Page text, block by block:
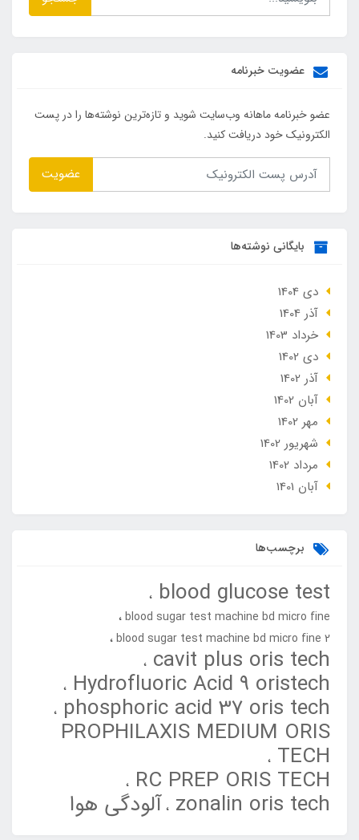
عضویت خبرنامه
عضو خبرنامه ماهانه وب‌سایت شوید و تازه‌ترین نوشته‌ها را در پست
الکترونیک خود دریافت کنید.
عضویت
بایگانی نوشته‌ها
دی 1404
آذر 1404
خرداد 1403
دی 1402
آذر 1402
آبان 1402
مهر 1402
شهریور 1402
مرداد 1402
آبان 1401
برچسب‌ها
blood glucose test
blood sugar test machine bd micro fine
blood sugar test machine bd micro fine 2
cavit plus oris tech
Hydrofluoric Acid 9 oristech
phosphoric acid 37 oris tech
PROPHILAXIS MEDIUM ORIS
TECH
RC PREP ORIS TECH
zonalin oris tech آلودگی هوا